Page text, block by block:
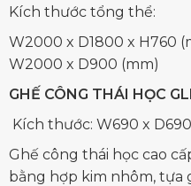
Kích thước tổng thể:
W2000 x D1800 x H760
W2000 x D900 (mm)
GHẾ CÔNG THÁI HỌC
Kích thước: W690 x
Ghế công thái học cao
bằng hợp kim nhôm, tựa